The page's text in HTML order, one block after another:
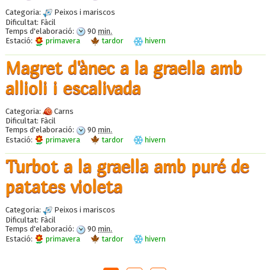
Categoria:
Peixos i mariscos
Dificultat: Fàcil
Temps d'elaboració:
90 min.
Estació:
primavera tardor hivern
Magret d'ànec a la graella amb
allioli i escalivada
Categoria:
Carns
Dificultat: Fàcil
Temps d'elaboració:
90 min.
Estació:
primavera tardor hivern
Turbot a la graella amb puré de
patates violeta
Categoria:
Peixos i mariscos
Dificultat: Fàcil
Temps d'elaboració:
90 min.
Estació:
primavera tardor hivern